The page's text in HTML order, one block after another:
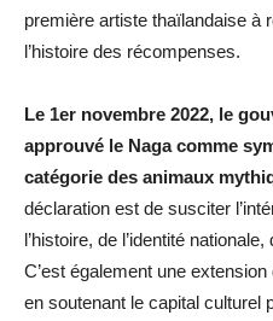
première artiste thaïlandaise à
l’histoire des récompenses.
Le 1er novembre 2022, le
approuvé le Naga comme
catégorie des animaux
déclaration est de susciter
l’histoire, de l’identité
C’est également une
en soutenant le capital culturel